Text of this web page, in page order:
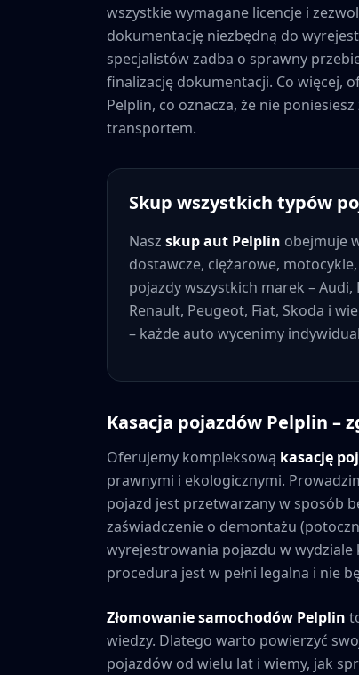
wszystkie wymagane licencje i
dokumentację niezbędną do
specjalistów zadba o sprawny
finalizację dokumentacji. Co więcej,
Pelplin, co oznacza, że nie
transportem.
Skup wszystkich typów
Nasz skup aut Pelplin obejmuje
dostawcze, ciężarowe,
pojazdy wszystkich marek – Audi,
Renault, Peugeot, Fiat, Skoda i
– każde auto wycenimy
Kasacja pojazdów Pelplin –
Oferujemy kompleksową kasację
prawnymi i ekologicznymi.
pojazd jest przetwarzany w sposób
zaświadczenie o demontażu
wyrejestrowania pojazdu w wydziale
procedura jest w pełni legalna i nie
Złomowanie samochodów Pelplin
wiedzy. Dlatego warto powierzyć
pojazdów od wielu lat i wiemy, jak